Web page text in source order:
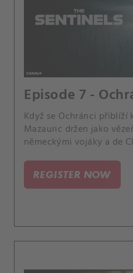
Episode 7 -
Když se Ochránci přiblíží
Mazauric držen jako
německými vojáky a de
REGISTER NOW